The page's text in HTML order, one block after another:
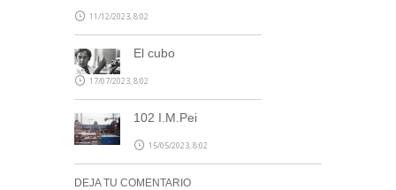
11/12/2023, 8:02
El cubo
17/07/2023, 8:02
102 I.M.Pei
15/05/2023, 8:02
DEJA TU COMENTARIO